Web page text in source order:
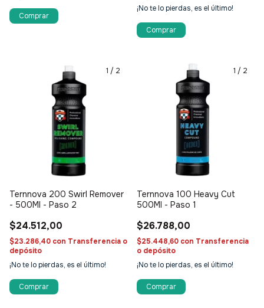
¡No te lo pierdas, es el último!
1 / 2
Ternnova 200 Swirl Remover
- 500Ml - Paso 2
$24.512,00
$23.286,40 con Transferencia o
depósito
¡No te lo pierdas, es el último!
1 / 2
Ternnova 100 Heavy Cut
500Ml - Paso 1
$26.788,00
$25.448,60 con Transferencia
o depósito
¡No te lo pierdas, es el último!